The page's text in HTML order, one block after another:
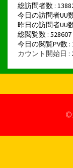
総訪問者数 :
今日の訪問者UU
昨日の訪問者UU
総閲覧数 : 528607
今日の閲覧PV数 :
カウント開始日 :